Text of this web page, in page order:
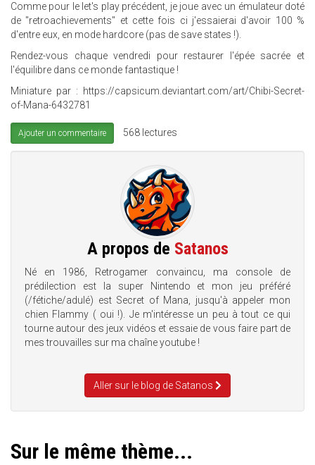
Comme pour le let's play précédent, je joue avec un émulateur doté
de "retroachievements" et cette fois ci j'essaierai d'avoir 100 %
d'entre eux, en mode hardcore (pas de save states !).
Rendez-vous chaque vendredi pour restaurer l'épée sacrée et
l'équilibre dans ce monde fantastique !
Miniature par : https://capsicum.deviantart.com/art/Chibi-Secret-
of-Mana-6432781
Ajouter un commentaire 568 lectures
A propos de Satanos
Né en 1986, Retrogamer convaincu, ma console de
prédilection est la super Nintendo et mon jeu préféré
(/fétiche/adulé) est Secret of Mana, jusqu'à appeler mon
chien Flammy ( oui !). Je m'intéresse un peu à tout ce qui
tourne autour des jeux vidéos et essaie de vous faire part de
mes trouvailles sur ma chaîne youtube !
Aller sur le blog de Satanos
Sur le même thème...